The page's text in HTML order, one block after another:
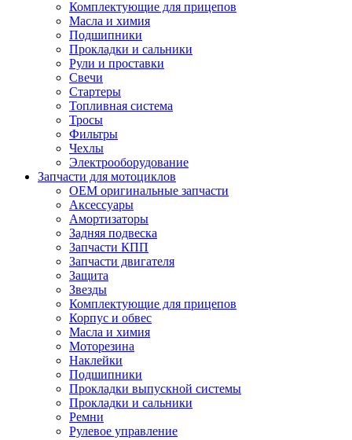
Комплектующие для прицепов
Масла и химия
Подшипники
Прокладки и сальники
Рули и проставки
Свечи
Стартеры
Топливная система
Тросы
Фильтры
Чехлы
Электрооборудование
Запчасти для мотоциклов
OEM оригинальные запчасти
Аксессуары
Амортизаторы
Задняя подвеска
Запчасти КПП
Запчасти двигателя
Защита
Звезды
Комплектующие для прицепов
Корпус и обвес
Масла и химия
Моторезина
Наклейки
Подшипники
Прокладки выпускной системы
Прокладки и сальники
Ремни
Рулевое управление